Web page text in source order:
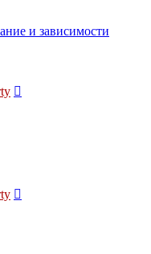
и зависимости